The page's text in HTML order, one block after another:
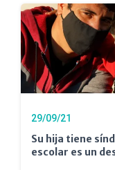
29/09/21
Su hija tiene
escolar es un